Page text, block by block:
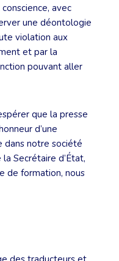
avec
une déontologie
violation aux
et par la
pouvant aller
que la presse
d’une
dans notre société
Secrétaire d’État,
de formation, nous